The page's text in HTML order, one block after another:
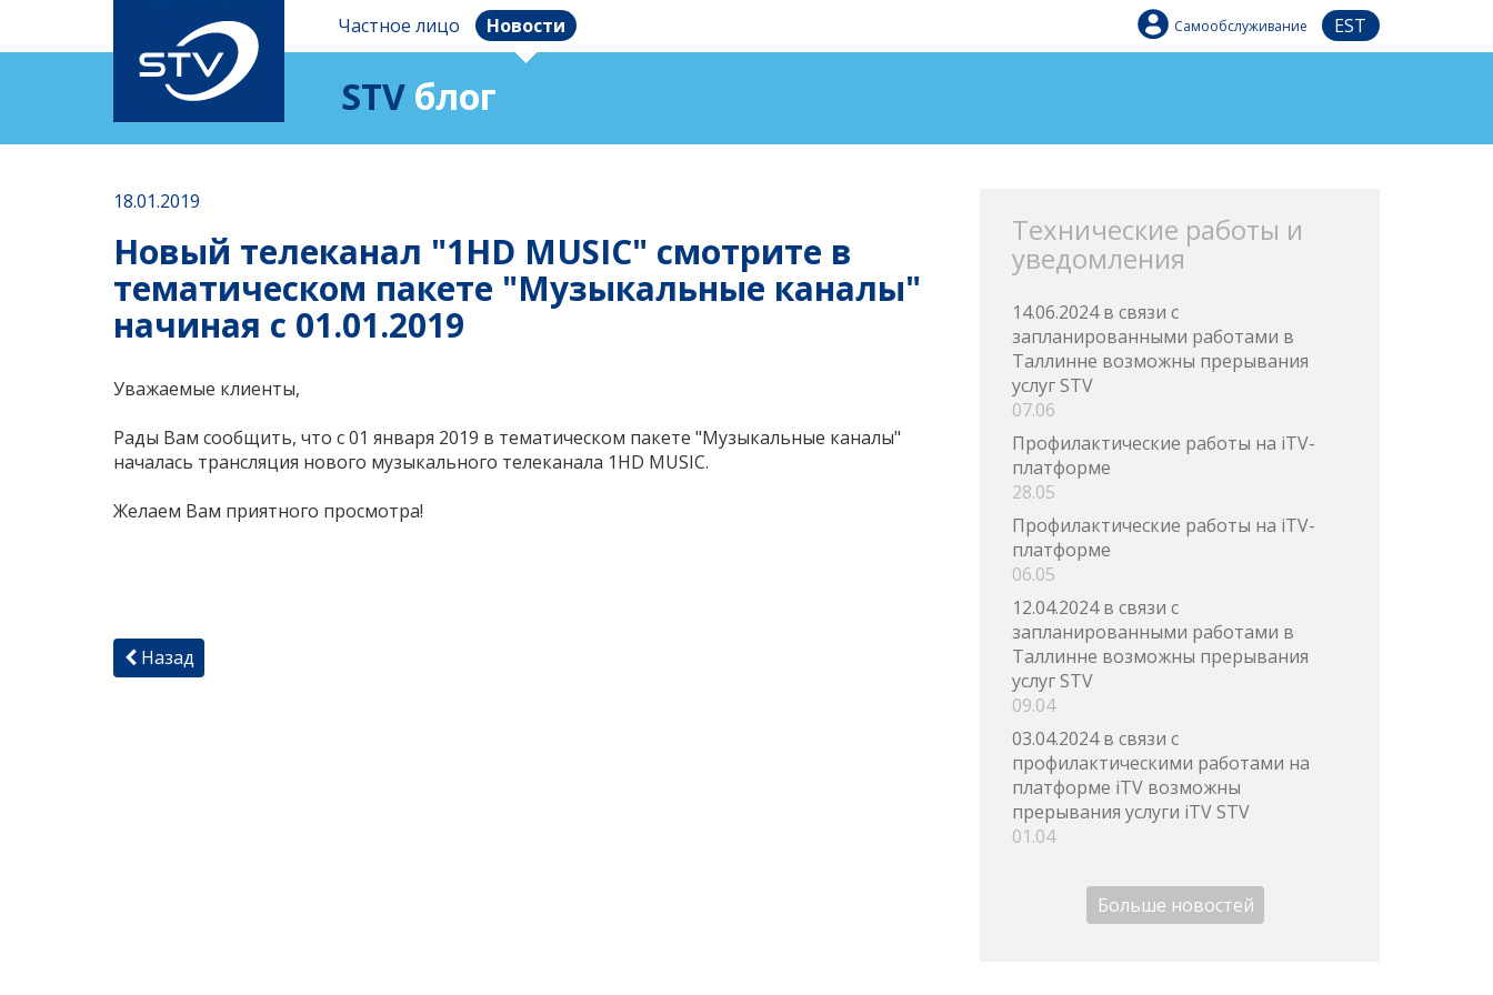
Частное лицо Новости Самообслуживание EST
STV блог
18.01.2019
Новый телеканал "1HD MUSIC" смотрите в
тематическом пакете "Музыкальные каналы"
начиная с 01.01.2019
Уважаемые клиенты,
Рады Вам сообщить, что с 01 января 2019 в тематическом пакете "Музыкальные каналы"
началась трансляция нового музыкального телеканала 1HD MUSIC.
Желаем Вам приятного просмотра!
Назад
Технические работы и
уведомления
14.06.2024 в связи с
запланированными работами в
Таллинне возможны прерывания
услуг STV
07.06
Профилактические работы на iTV-
платформе
28.05
Профилактические работы на iTV-
платформе
06.05
12.04.2024 в связи с
запланированными работами в
Таллинне возможны прерывания
услуг STV
09.04
03.04.2024 в связи с
профилактическими работами на
платформе iTV возможны
прерывания услуги iTV STV
01.04
Больше новостей